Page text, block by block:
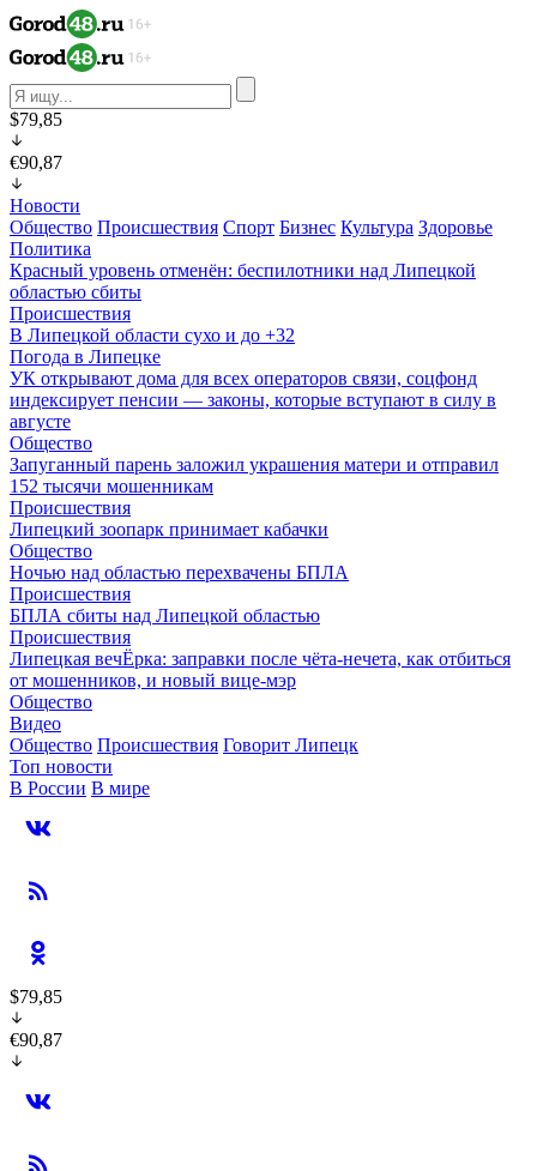
$79,85
€90,87
Новости
Общество Происшествия Спорт Бизнес Культура Здоровье
Политика
Красный уровень отменён: беспилотники над Липецкой
областью сбиты
Происшествия
В Липецкой области сухо и до +32
Погода в Липецке
УК открывают дома для всех операторов связи, соцфонд
индексирует пенсии — законы, которые вступают в силу в
августе
Общество
Запуганный парень заложил украшения матери и отправил
152 тысячи мошенникам
Происшествия
Липецкий зоопарк принимает кабачки
Общество
Ночью над областью перехвачены БПЛА
Происшествия
БПЛА сбиты над Липецкой областью
Происшествия
Липецкая вечЁрка: заправки после чёта-нечета, как отбиться
от мошенников, и новый вице-мэр
Общество
Видео
Общество Происшествия Говорит Липецк
Топ новости
В России В мире
$79,85
€90,87